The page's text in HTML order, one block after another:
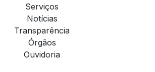
Serviços
Notícias
Transparência
Órgãos
Ouvidoria